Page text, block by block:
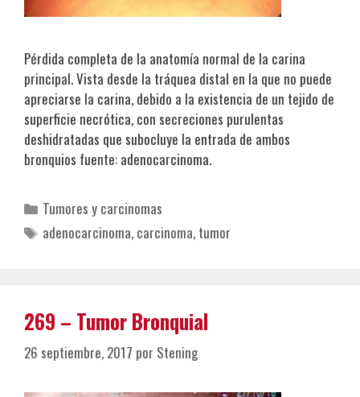
Pérdida completa de la anatomía normal de la carina
principal. Vista desde la tráquea distal en la que no puede
apreciarse la carina, debido a la existencia de un tejido de
superficie necrótica, con secreciones purulentas
deshidratadas que subocluye la entrada de ambos
bronquios fuente: adenocarcinoma.
Categorías
Tumores y carcinomas
Etiquetas
adenocarcinoma, carcinoma, tumor
269 – Tumor Bronquial
26 septiembre, 2017 por Stening